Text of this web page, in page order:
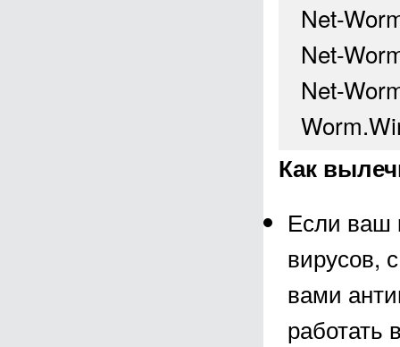
Net-
Net-
Net-
Как
Если ваш
вирусов,
вами
работать